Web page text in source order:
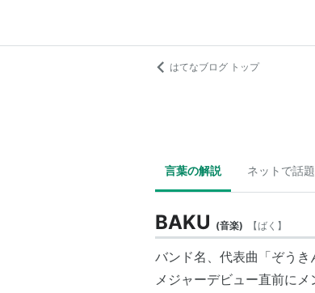
はてなブログ トップ
言葉の解説 ネットで話題
BAKU (音楽) 【ばく 】
バンド名、代表曲「ぞうき
メジャーデビュー直前にメ